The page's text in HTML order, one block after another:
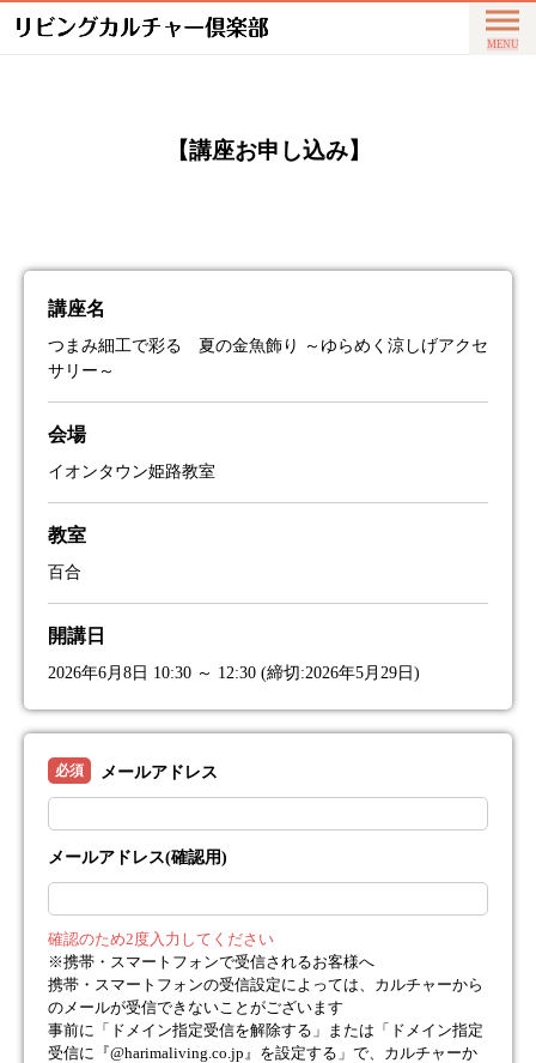
【講座お申し込み】
講座名
つまみ細工で彩る 夏の金魚飾り ～ゆらめく涼しげアクセ
サリー～
会場
イオンタウン姫路教室
教室
百合
開講日
2026年6月8日 10:30 ～ 12:30 (締切:2026年5月29日)
必須 メールアドレス
メールアドレス(確認用)
確認のため2度入力してください
※携帯・スマートフォンで受信されるお客様へ
携帯・スマートフォンの受信設定によっては、カルチャーから
のメールが受信できないことがございます
事前に「ドメイン指定受信を解除する」または「ドメイン指定
受信に『@harimaliving.co.jp』を設定する」で、カルチャーか